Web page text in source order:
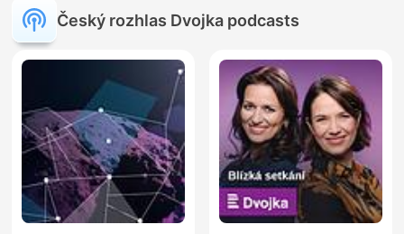
Český rozhlas Dvojka podcasts